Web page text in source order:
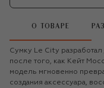
О ТОВАРЕ
Сумку Le City
после того, как Кейт
модель мгновенно
создания аксессуара,